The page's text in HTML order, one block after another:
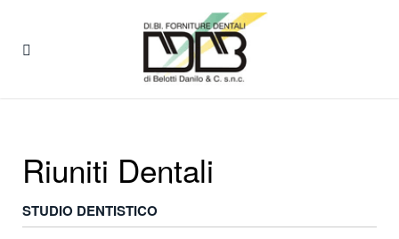
Riuniti Dentali
STUDIO DENTISTICO